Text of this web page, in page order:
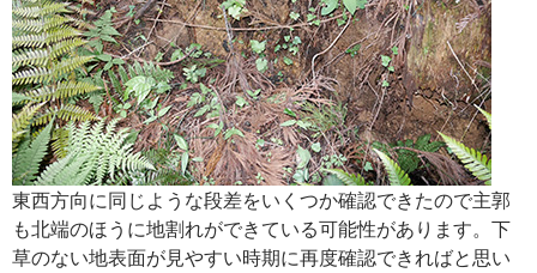
東西方向に同じような段差をいくつか確認できたので主郭
も北端のほうに地割れができている可能性があります。下
草のない地表面が見やすい時期に再度確認できればと思い